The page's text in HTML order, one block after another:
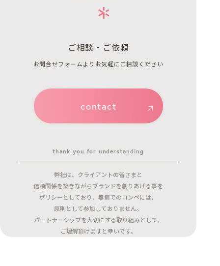
ご相談・ご依頼
お問合せフォームよりお気軽にご相談ください
contact
thank you for understanding
弊社は、クライアントの皆さまと
信頼関係を築きながらブランドを創りあげる事を
ポリシーとしており、無償でのコンペには、
原則として参加しておりません。
パートナーシップを大切にする取り組みとして、
ご理解頂けますと幸いです。